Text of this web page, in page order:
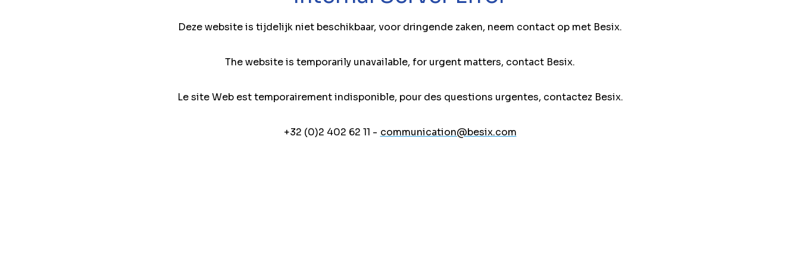
Deze website is tijdelijk niet beschikbaar, voor dringende zaken, neem contact op met Besix.
The website is temporarily unavailable, for urgent matters, contact Besix.
Le site Web est temporairement indisponible, pour des questions urgentes, contactez Besix.
+32 (0)2 402 62 11 - communication@besix.com